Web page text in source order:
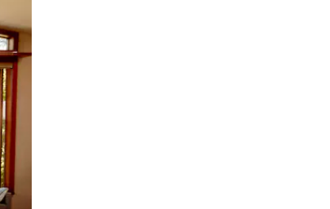
y deslizando la pantalla.